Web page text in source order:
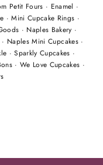
Petit Fours · Enamel ·
·Mini Cupcake Rings ·
· Naples Bakery ·
· Naples Mini Cupcakes ·
·Sparkly Cupcakes ·
· We Love Cupcakes ·